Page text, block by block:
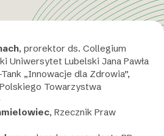
, prorektor ds. Collegium
Uniwersytet Lubelski Jana Pawła
„Innowacje dla Zdrowia”,
Towarzystwa
, Rzecznik Praw